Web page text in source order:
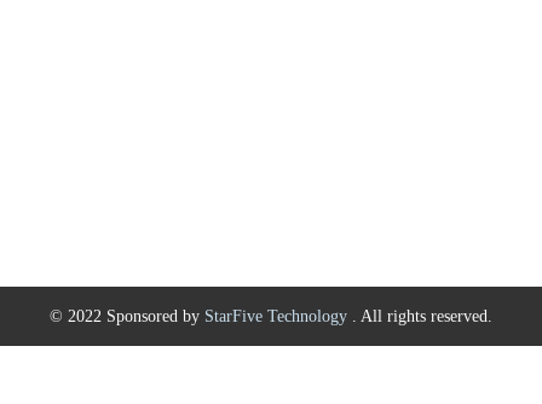
© 2022 Sponsored by StarFive Technology . All rights reserved.